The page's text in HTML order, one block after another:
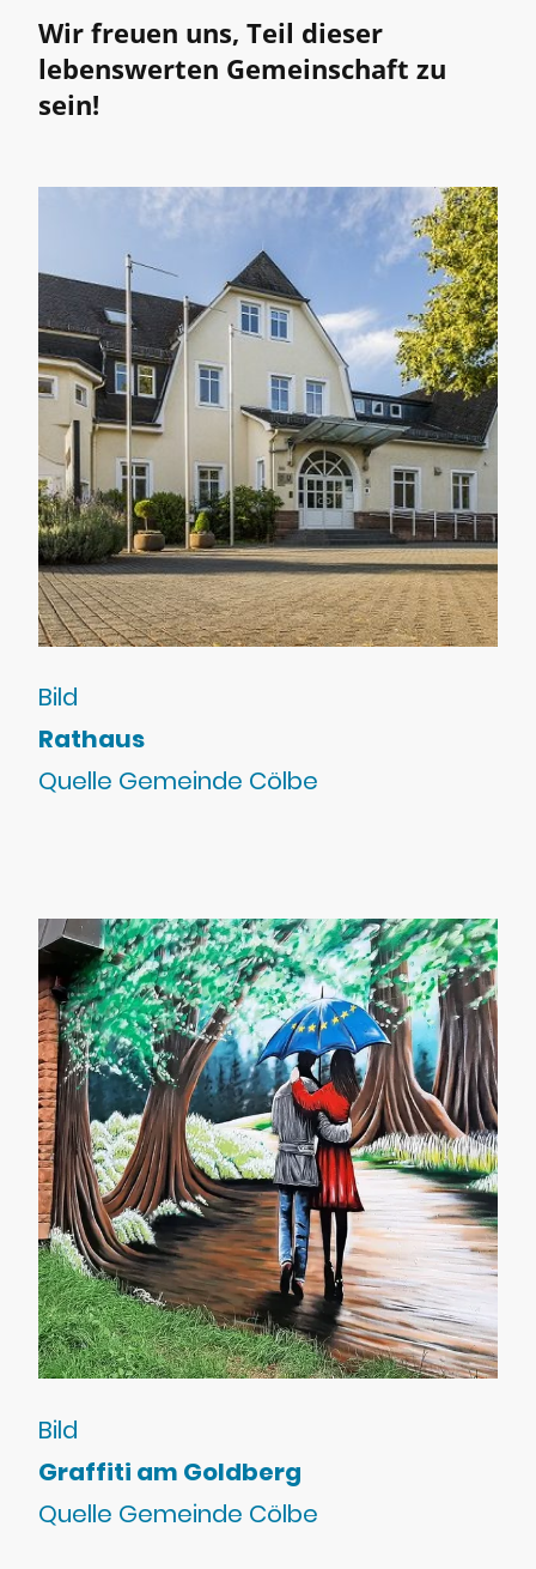
Wir freuen uns, Teil dieser
lebenswerten Gemeinschaft zu
sein!
Bild
Rathaus
Quelle Gemeinde Cölbe
Bild
Graffiti am Goldberg
Quelle Gemeinde Cölbe